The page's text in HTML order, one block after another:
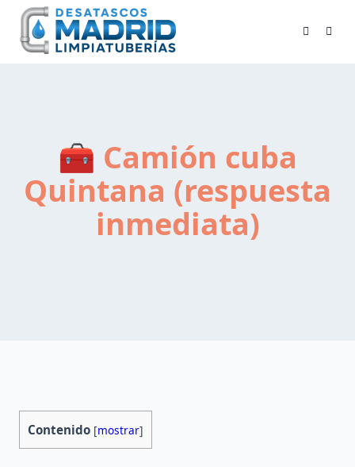
Skip
content
🧰 Camión cuba
Quintana (respuesta
inmediata)
Contenido [mostrar]